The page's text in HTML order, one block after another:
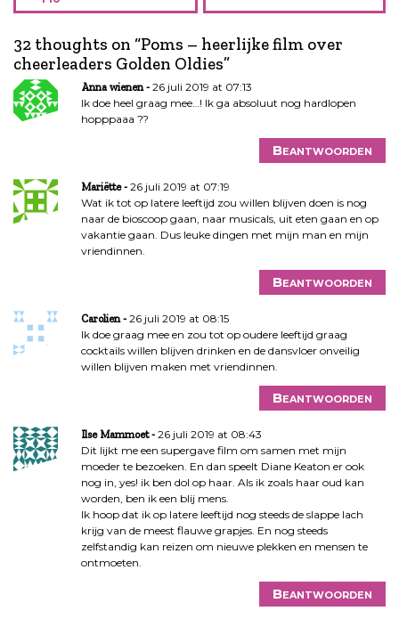
i
h
t
n
a
a
t
i
32 thoughts on “Poms – heerlijke film over
cheerleaders Golden Oldies”
Anna wienen
26 juli 2019 at 07:13
Ik doe heel graag mee…! Ik ga absoluut nog hardlopen
hopppaaa ??
Beantwoorden
Mariëtte
26 juli 2019 at 07:19
Wat ik tot op latere leeftijd zou willen blijven doen is nog
naar de bioscoop gaan, naar musicals, uit eten gaan en op
vakantie gaan. Dus leuke dingen met mijn man en mijn
vriendinnen.
Beantwoorden
Carolien
26 juli 2019 at 08:15
Ik doe graag mee en zou tot op oudere leeftijd graag
cocktails willen blijven drinken en de dansvloer onveilig
willen blijven maken met vriendinnen.
Beantwoorden
Ilse Mammoet
26 juli 2019 at 08:43
Dit lijkt me een supergave film om samen met mijn
moeder te bezoeken. En dan speelt Diane Keaton er ook
nog in, yes! ik ben dol op haar. Als ik zoals haar oud kan
worden, ben ik een blij mens.
Ik hoop dat ik op latere leeftijd nog steeds de slappe lach
krijg van de meest flauwe grapjes. En nog steeds
zelfstandig kan reizen om nieuwe plekken en mensen te
ontmoeten.
Beantwoorden